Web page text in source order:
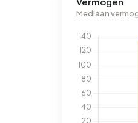
Mediaan